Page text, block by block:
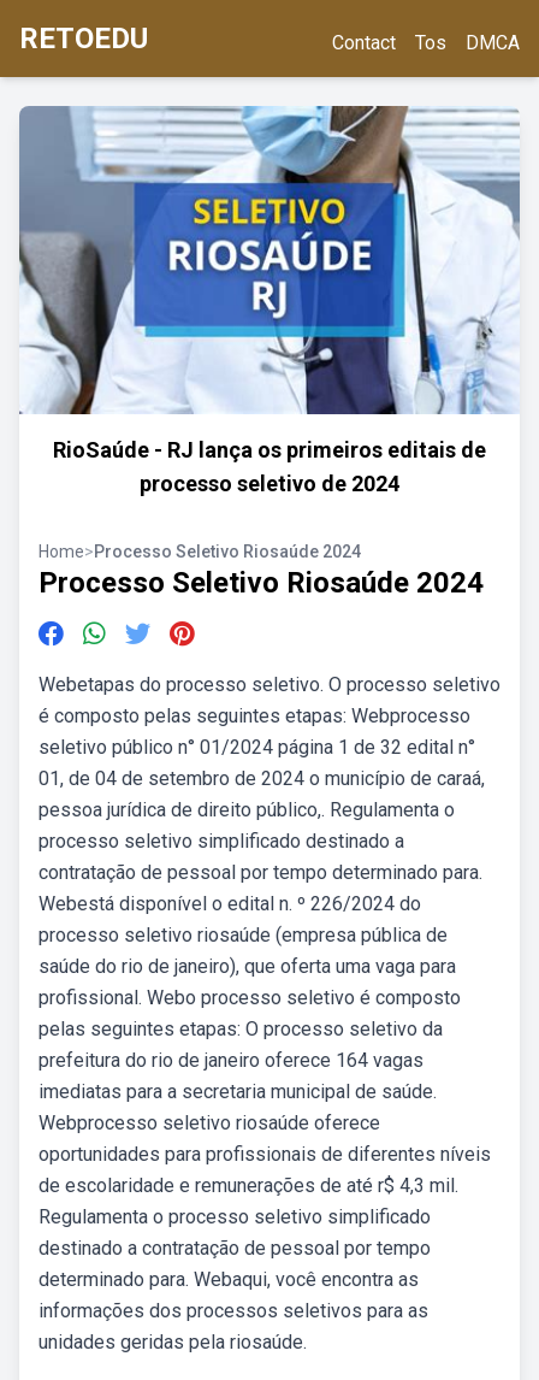
RETOEDU Contact Tos DMCA
RioSaúde - RJ lança os primeiros editais de
processo seletivo de 2024
Home>Processo Seletivo Riosaúde 2024
Processo Seletivo Riosaúde 2024
Webetapas do processo seletivo. O processo seletivo
é composto pelas seguintes etapas: Webprocesso
seletivo público n° 01/2024 página 1 de 32 edital n°
01, de 04 de setembro de 2024 o município de caraá,
pessoa jurídica de direito público,. Regulamenta o
processo seletivo simplificado destinado a
contratação de pessoal por tempo determinado para.
Webestá disponível o edital n. º 226/2024 do
processo seletivo riosaúde (empresa pública de
saúde do rio de janeiro), que oferta uma vaga para
profissional. Webo processo seletivo é composto
pelas seguintes etapas: O processo seletivo da
prefeitura do rio de janeiro oferece 164 vagas
imediatas para a secretaria municipal de saúde.
Webprocesso seletivo riosaúde oferece
oportunidades para profissionais de diferentes níveis
de escolaridade e remunerações de até r$ 4,3 mil.
Regulamenta o processo seletivo simplificado
destinado a contratação de pessoal por tempo
determinado para. Webaqui, você encontra as
informações dos processos seletivos para as
unidades geridas pela riosaúde.